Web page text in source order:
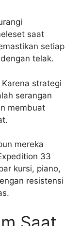
saat
setiap
telak.
Karena strategi
serangan
membuat
mereka
33
kursi, piano,
resistensi